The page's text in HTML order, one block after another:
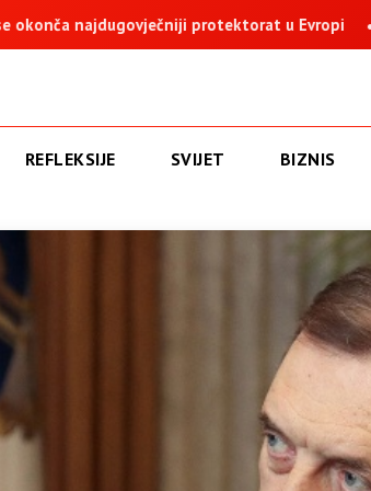
Amidžić: Bez obzira na histeriju i
REFLEKSIJE SVIJET BIZNIS